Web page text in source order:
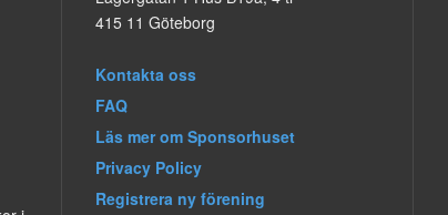
415 11 Göteborg
Kontakta oss
FAQ
Läs mer om Sponsorhuset
Privacy Policy
Registrera ny förening